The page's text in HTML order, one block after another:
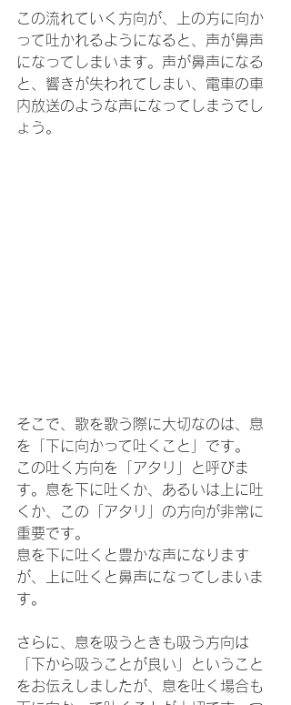
この流れていく方向が、上の方に向か
って吐かれるようになると、声が鼻声
になってしまいます。声が鼻声になる
と、響きが失われてしまい、電車の車
内放送のような声になってしまうでし
ょう。
そこで、歌を歌う際に大切なのは、息
を「下に向かって吐くこと」です。
この吐く方向を「アタリ」と呼びま
す。息を下に吐くか、あるいは上に吐
くか、この「アタリ」の方向が非常に
重要です。
息を下に吐くと豊かな声になります
が、上に吐くと鼻声になってしまいま
す。
さらに、息を吸うときも吸う方向は
「下から吸うことが良い」ということ
をお伝えしましたが、息を吐く場合も